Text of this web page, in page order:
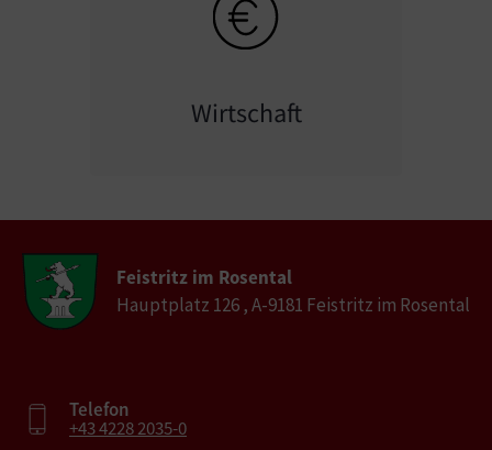
Wirtschaft
Feistritz im Rosental
Hauptplatz 126 , A-9181 Feistritz im Rosental
Telefon
+43 4228 2035-0